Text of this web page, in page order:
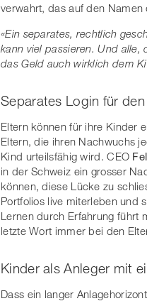
verwahrt, das auf den
«Ein separates, rechtlich
kann viel passieren. Und alle,
das Geld auch wirklich dem
Separates Login für
Eltern können für ihre Kinder
Eltern, die ihren Nachwuchs
Kind urteilsfähig wird. CEO
in der Schweiz ein grosser
können, diese Lücke zu
Portfolios live miterleben und
Lernen durch Erfahrung führt
letzte Wort immer bei den
Kinder als Anleger mit
Dass ein langer